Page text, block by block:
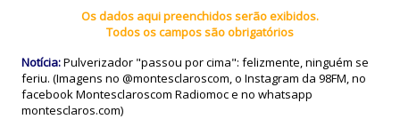
Os dados aqui preenchidos serão exibidos.
Todos os campos são obrigatórios
Notícia:Pulverizador "passou por cima": felizmente, ninguém se
feriu. (Imagens no @montesclaroscom, o Instagram da 98FM, no
facebook Montesclaroscom Radiomoc e no whatsapp
montesclaros.com)